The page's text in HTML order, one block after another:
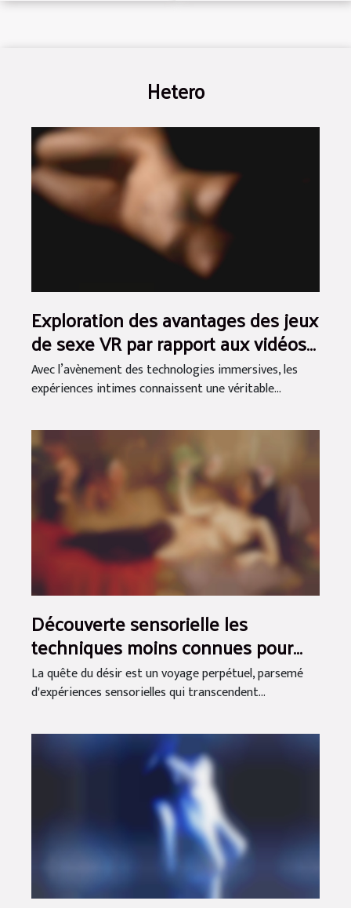
partenaire
Hetero
Exploration des avantages des jeux
de sexe VR par rapport aux vidéos
traditionnelles
Avec l’avènement des technologies immersives, les
expériences intimes connaissent une véritable...
Découverte sensorielle les
techniques moins connues pour
éveiller le désir
La quête du désir est un voyage perpétuel, parsemé
d'expériences sensorielles qui transcendent...